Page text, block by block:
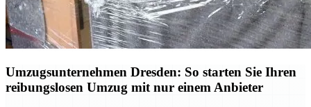
Umzugsunternehmen Dresden: So starten Sie Ihren
reibungslosen Umzug mit nur einem Anbieter